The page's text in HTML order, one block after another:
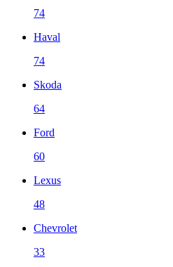
74
Haval
74
Skoda
64
Ford
60
Lexus
48
Chevrolet
33